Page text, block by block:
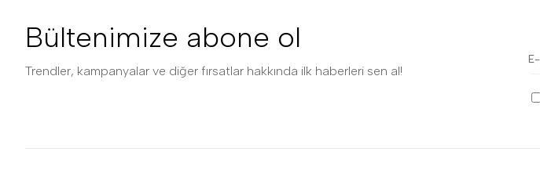
Bültenimize abone ol
Trendler, kampanyalar ve diğer fırsatlar hakkında ilk haberleri sen al!